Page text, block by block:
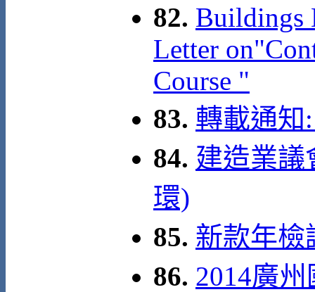
82. Buildings
Letter
Course "
83. 轉載通知
84. 建造業議
環)
85. 新款年檢
86. 2014廣